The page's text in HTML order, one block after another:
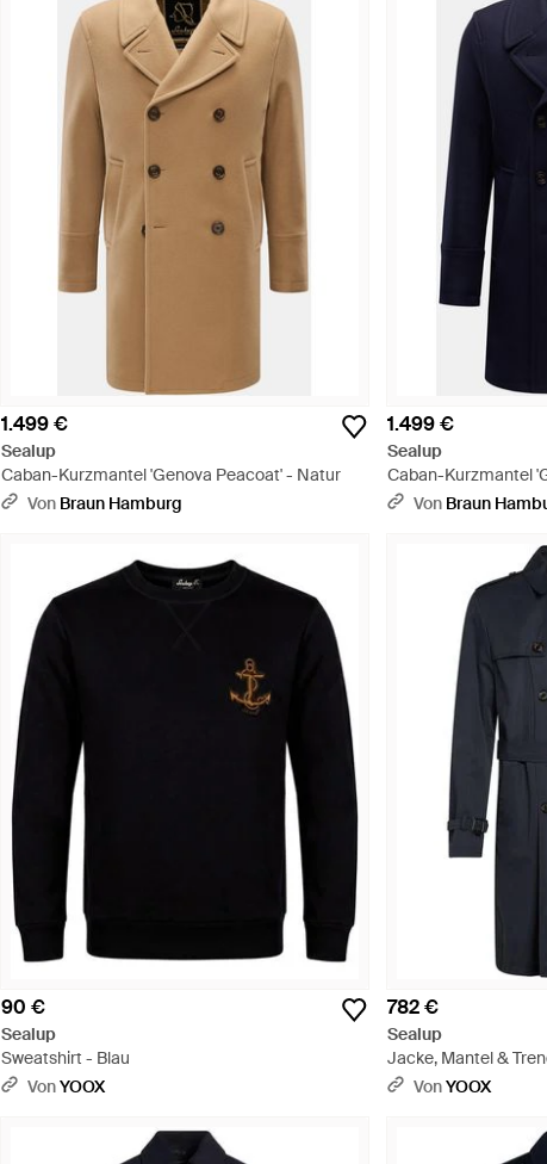
1.499 €
Sealup
Caban-Kurzmantel 'Genova Peacoat' - Natur
Von Braun Hamburg
1.499 €
Sealup
Caban-Kurzmantel
Von Braun
90 €
Sealup
Sweatshirt - Blau
VonYOOX
782 €
Sealup
Jacke, Mantel &
VonYOOX